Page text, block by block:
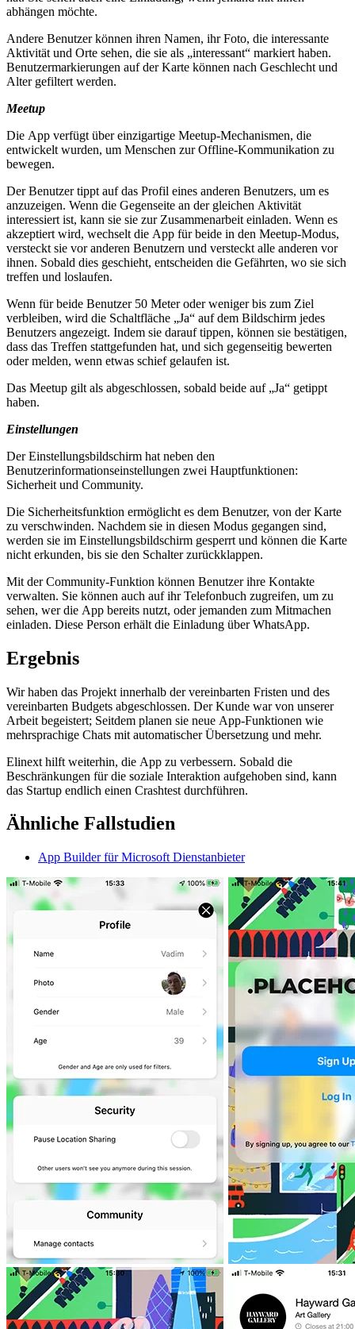
abhängen möchte.
Andere Benutzer können ihren Namen, ihr Foto, die interessante
Aktivität und Orte sehen, die sie als „interessant“ markiert haben.
Benutzermarkierungen auf der Karte können nach Geschlecht und
Alter gefiltert werden.
Meetup
Die App verfügt über einzigartige Meetup-Mechanismen, die
entwickelt wurden, um Menschen zur Offline-Kommunikation zu
bewegen.
Der Benutzer tippt auf das Profil eines anderen Benutzers, um es
anzuzeigen. Wenn die Gegenseite an der gleichen Aktivität
interessiert ist, kann sie sie zur Zusammenarbeit einladen. Wenn es
akzeptiert wird, wechselt die App für beide in den Meetup-Modus,
versteckt sie vor anderen Benutzern und versteckt alle anderen vor
ihnen. Sobald dies geschieht, entscheiden die Gefährten, wo sie sich
treffen und loslaufen.
Wenn für beide Benutzer 50 Meter oder weniger bis zum Ziel
verbleiben, wird die Schaltfläche „Ja“ auf dem Bildschirm jedes
Benutzers angezeigt. Indem sie darauf tippen, können sie bestätigen,
dass das Treffen stattgefunden hat, und sich gegenseitig bewerten
oder melden, wenn etwas schief gelaufen ist.
Das Meetup gilt als abgeschlossen, sobald beide auf „Ja“ getippt
haben.
Einstellungen
Der Einstellungsbildschirm hat neben den
Benutzerinformationseinstellungen zwei Hauptfunktionen:
Sicherheit und Community.
Die Sicherheitsfunktion ermöglicht es dem Benutzer, von der Karte
zu verschwinden. Nachdem sie in diesen Modus gegangen sind,
werden sie im Einstellungsbildschirm gesperrt und können die Karte
nicht erkunden, bis sie den Schalter zurückklappen.
Mit der Community-Funktion können Benutzer ihre Kontakte
verwalten. Sie können auch auf ihr Telefonbuch zugreifen, um zu
sehen, wer die App bereits nutzt, oder jemanden zum Mitmachen
einladen. Diese Person erhält die Einladung über WhatsApp.
Ergebnis
Wir haben das Projekt innerhalb der vereinbarten Fristen und des
vereinbarten Budgets abgeschlossen. Der Kunde war von unserer
Arbeit begeistert; Seitdem planen sie neue App-Funktionen wie
mehrsprachige Chats mit automatischer Übersetzung und mehr.
Elinext hilft weiterhin, die App zu verbessern. Sobald die
Beschränkungen für die soziale Interaktion aufgehoben sind, kann
das Startup endlich einen Crashtest durchführen.
Ähnliche Fallstudien
App Builder für Microsoft Dienstanbieter